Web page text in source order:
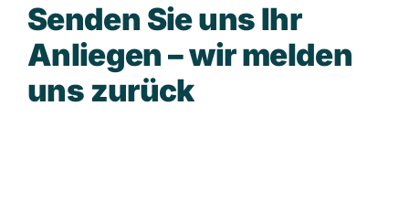
Senden Sieuns Ihr
Anliegen –wirmelden
uns zurück